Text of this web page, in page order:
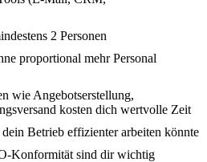
2 Personen
proportional mehr Personal
wie Angebotserstellung,
kosten dich wertvolle Zeit
Betrieb effizienter arbeiten könnte
Konformität sind dir wichtig